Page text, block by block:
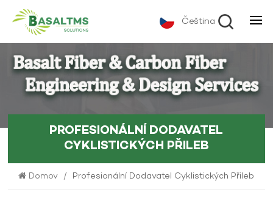
Čeština
PROFESIONÁLNÍ DODAVATEL
CYKLISTICKÝCH PŘILEB
Domov / Profesionální Dodavatel Cyklistických Přileb